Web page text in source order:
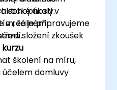
schopnosti v
že je připravujeme
složení zkoušek
úkoly.
v reálném
školení na míru,
domluvy